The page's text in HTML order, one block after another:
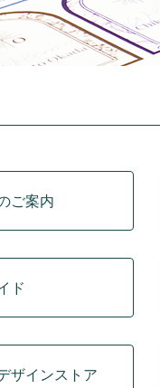
ご案内
ド
ザインストア